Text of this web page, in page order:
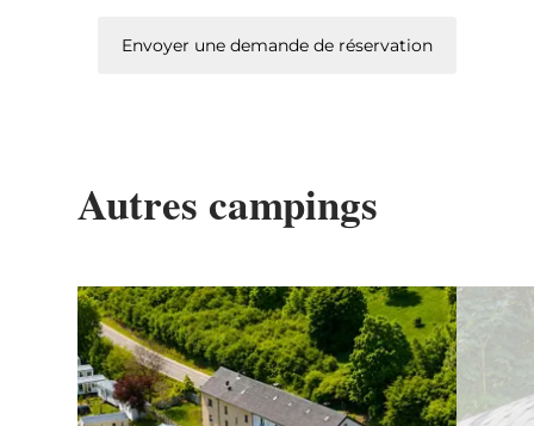
Envoyer une demande de réservation
Autres campings
Détails & réservation